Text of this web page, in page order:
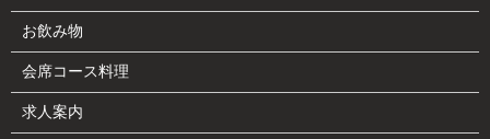
お飲み物
会席コース料理
求人案内